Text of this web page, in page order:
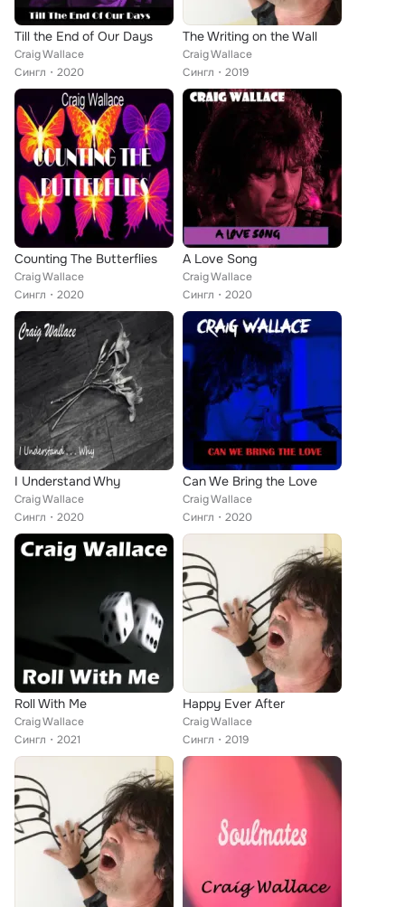
Till the End of Our Days
Craig Wallace
Сингл
2020
The Writing on the Wall
Craig Wallace
Сингл
2019
Counting The Butterflies
Craig Wallace
Сингл
2020
A Love Song
Craig Wallace
Сингл
2020
I Understand Why
Craig Wallace
Сингл
2020
Can We Bring the Love
Craig Wallace
Сингл
2020
Roll With Me
Craig Wallace
Сингл
2021
Happy Ever After
Craig Wallace
Сингл
2019